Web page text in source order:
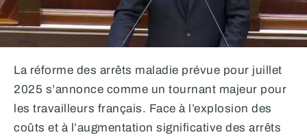
La réforme des arrêts maladie prévue pour juillet
2025 s’annonce comme un tournant majeur pour
les travailleurs français. Face à l’explosion des
coûts et à l’augmentation significative des arrêts